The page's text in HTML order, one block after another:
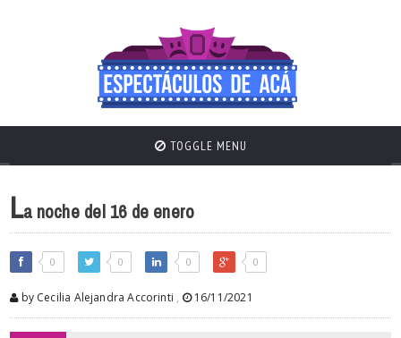
TOGGLE MENU
La noche del 16 de enero
0 0 0 0
by Cecilia Alejandra Accorinti , 16/11/2021